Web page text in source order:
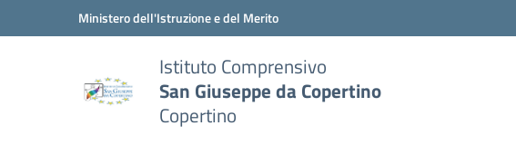
Vai ai contenuti
Vai al menu di navigazioneMinistero dell'Istruzione e del Merito
Istituto Comprensivo
San Giuseppe da Copertino
Copertino